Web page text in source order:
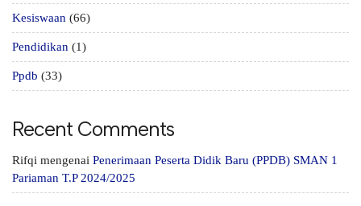
Kesiswaan (66)
Pendidikan (1)
Ppdb (33)
Recent Comments
Rifqi mengenai Penerimaan Peserta Didik Baru (PPDB) SMAN 1
Pariaman T.P 2024/2025